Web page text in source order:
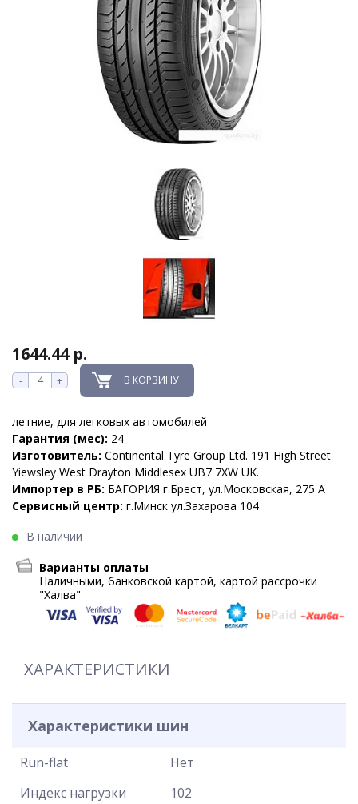
1644.44 р.
- + В КОРЗИНУ
летние, для легковых автомобилей
Гарантия (мес): 24
Изготовитель: Continental Tyre Group Ltd. 191 High Street
Yiewsley West Drayton Middlesex UB7 7XW UK.
Импортер в РБ: БАГОРИЯ г.Брест, ул.Московская, 275 А
Сервисный центр: г.Минск ул.Захарова 104
В наличии
Варианты оплаты
Наличными, банковской картой, картой рассрочки
"Халва"
ХАРАКТЕРИСТИКИ
Характеристики шин
Run-flat
Нет
Индекс нагрузки
102